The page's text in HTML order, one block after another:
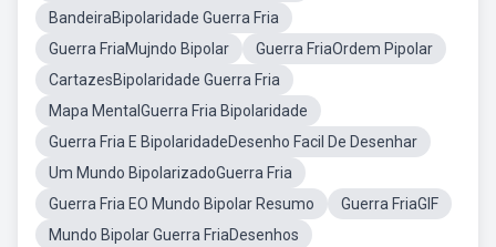
BandeiraBipolaridade Guerra Fria
Guerra FriaMujndo Bipolar
Guerra FriaOrdem Pipolar
CartazesBipolaridade Guerra Fria
Mapa MentalGuerra Fria Bipolaridade
Guerra Fria E BipolaridadeDesenho Facil De Desenhar
Um Mundo BipolarizadoGuerra Fria
Guerra Fria EO Mundo Bipolar Resumo
Guerra FriaGIF
Mundo Bipolar Guerra FriaDesenhos